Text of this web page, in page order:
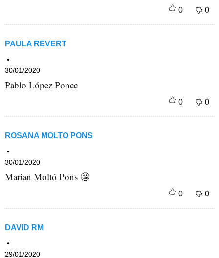
PAULA REVERT
30/01/2020
Pablo López Ponce
ROSANA MOLTO PONS
30/01/2020
Marian Moltó Pons 🤩
DAVID RM
29/01/2020